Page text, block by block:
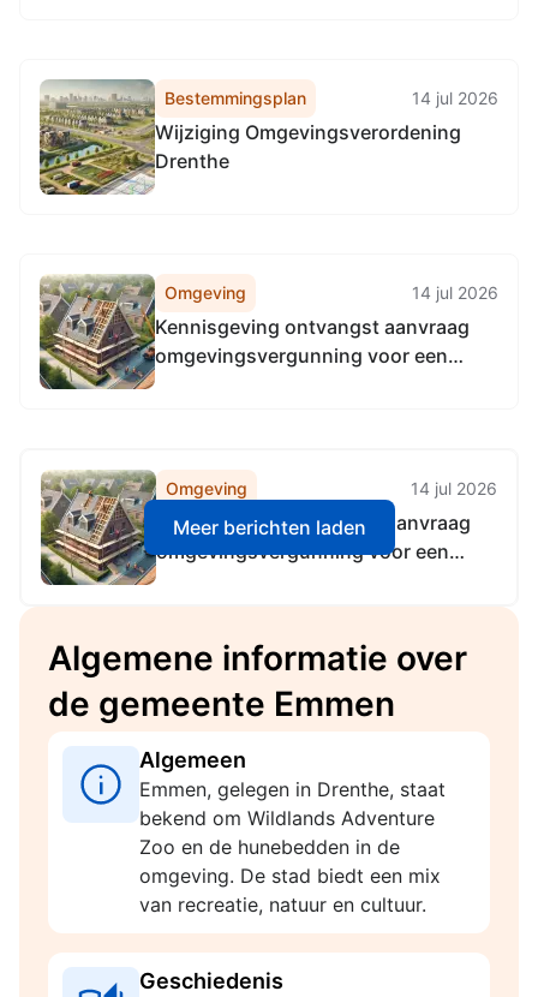
Bestemmingsplan 14 jul 2026
Wijziging Omgevingsverordening
Drenthe
Omgeving 14 jul 2026
Kennisgeving ontvangst aanvraag
omgevingsvergunning voor een
Omgeving 14 jul 2026
Kennisgeving ontvangst aanvraag
omgevingsvergunning voor een
locatie gemeente Aa en Hunze
Meer berichten laden
Algemene informatie over
de gemeente Emmen
Algemeen
Emmen, gelegen in Drenthe, staat
bekend om Wildlands Adventure
Zoo en de hunebedden in de
omgeving. De stad biedt een mix
van recreatie, natuur en cultuur.
Geschiedenis